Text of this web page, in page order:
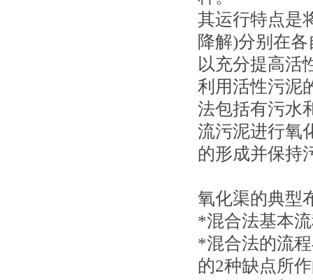
其运行特点是
降解)分别在
以充分提高活
利用活性污泥
法包括有污水
流污泥进行氧
的形成并保持
氧化渠的典型
*混合法基本
*混合法的流
的2种缺点所